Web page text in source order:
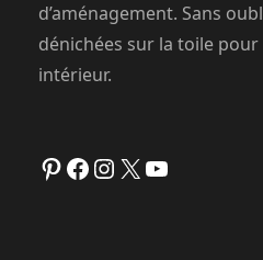
d’aménagement. Sans
dénichées sur la toile
intérieur.
Pinterest Facebook Instagram X YouTube